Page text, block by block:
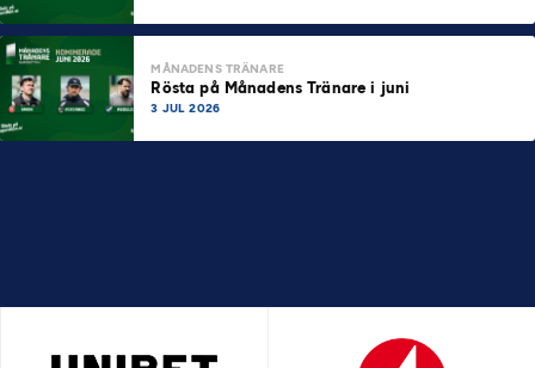
MÅNADENS TRÄNARE
Rösta på Månadens Tränare i juni
3 JUL 2026